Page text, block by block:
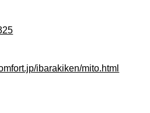
ibarakiken/mito.html